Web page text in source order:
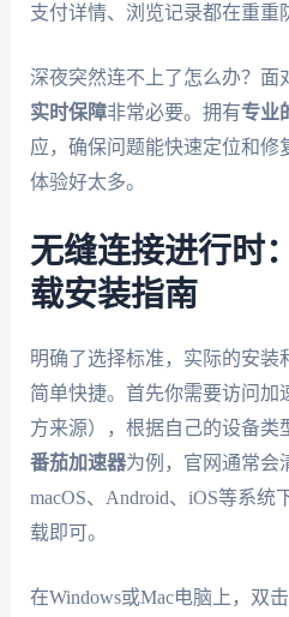
支付详情、浏览记录都在重重
深夜突然连不上了怎么办？面
实时保障非常必要。拥有专业
应，确保问题能快速定位和修
体验好太多。
无缝连接进行时
载安装指南
明确了选择标准，实际的安装
简单快捷。首先你需要访问加
方来源），根据自己的设备类
番茄加速器为例，官网通常会
macOS、Android、iOS等系
载即可。
在Windows或Mac电脑上，双